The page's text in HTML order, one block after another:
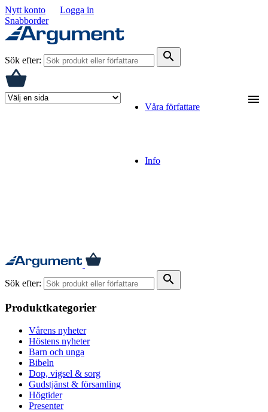
Nytt konto
Logga in
Snabborder
Sök efter: search
Våra författare
Info
menu
Sök efter: search
Produktkategorier
Vårens nyheter
Höstens nyheter
Barn och unga
Bibeln
Dop, vigsel & sorg
Gudstjänst & församling
Högtider
Presenter